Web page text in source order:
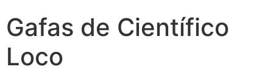
Gafas de Científico
Loco